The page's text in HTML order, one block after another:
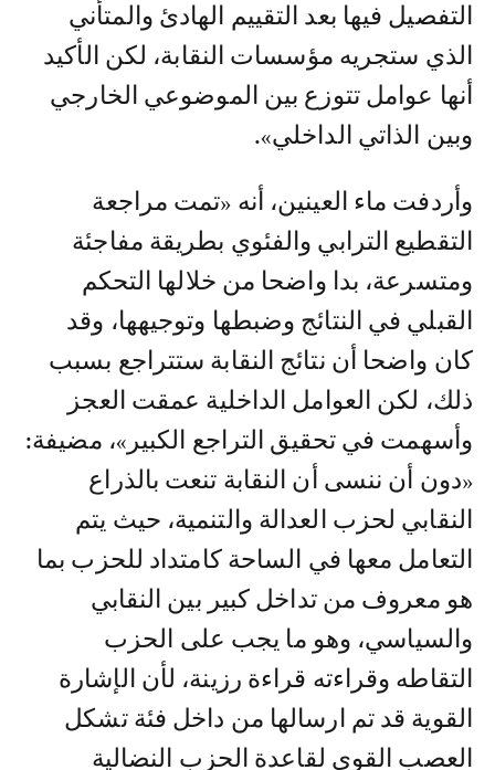
التفصيل فيها بعد التقييم الهادئ والمتأني
الذي ستجريه مؤسسات النقابة، لكن الأكيد
أنها عوامل تتوزع بين الموضوعي الخارجي
وبين الذاتي الداخلي».
وأردفت ماء العينين، أنه «تمت مراجعة
التقطيع الترابي والفئوي بطريقة مفاجئة
ومتسرعة، بدا واضحا من خلالها التحكم
القبلي في النتائج وضبطها وتوجيهها، وقد
كان واضحا أن نتائج النقابة ستتراجع بسبب
ذلك، لكن العوامل الداخلية عمقت العجز
وأسهمت في تحقيق التراجع الكبير»، مضيفة:
«دون أن ننسى أن النقابة تنعت بالذراع
النقابي لحزب العدالة والتنمية، حيث يتم
التعامل معها في الساحة كامتداد للحزب بما
هو معروف من تداخل كبير بين النقابي
والسياسي، وهو ما يجب على الحزب
التقاطه وقراءته قراءة رزينة، لأن الإشارة
القوية قد تم ارسالها من داخل فئة تشكل
العصب القوي لقاعدة الحزب النضالية